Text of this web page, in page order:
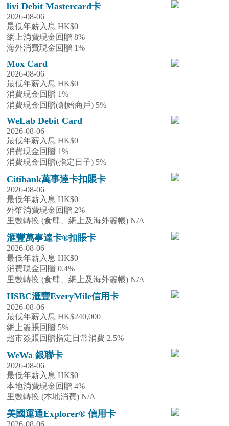
livi Debit Mastercard卡
2026-08-06
最低年薪入息 HK$0
網上消費現金回贈 8%
海外消費現金回贈 1%
Mox Card
2026-08-06
最低年薪入息 HK$0
消費現金回贈 1%
消費現金回贈(創始商戶) 5%
WeLab Debit Card
2026-08-06
最低年薪入息 HK$0
消費現金回贈 1%
消費現金回贈(指定日子) 5%
Citibank萬事達卡扣賬卡
2026-08-06
最低年薪入息 HK$0
外幣消費現金回贈 2%
里數轉換 (食肆、網上及海外簽帳) N/A
滙豐萬事達卡®扣賬卡
2026-08-06
最低年薪入息 HK$0
消費現金回贈 0.4%
里數轉換 (食肆、網上及海外簽帳) N/A
HSBC滙豐EveryMile信用卡
2026-08-06
最低年薪入息 HK$240,000
網上簽賬回贈 5%
超市簽賬回贈指定日常消費 2.5%
WeWa 銀聯卡
2026-08-06
最低年薪入息 HK$0
本地消費現金回贈 4%
里數轉換 (本地消費) N/A
美國運通Explorer® 信用卡
2026-08-06